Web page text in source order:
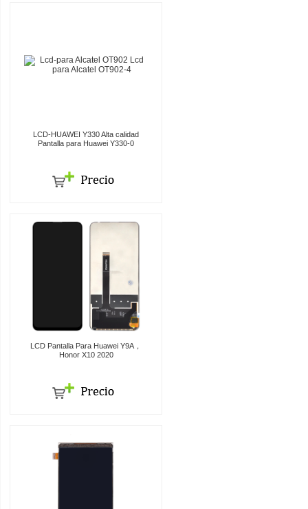
LCD-HUAWEI Y330 Alta calidad
Pantalla para Huawei Y330-0
LCD Pantalla Para Huawei Y9A，
Honor X10 2020